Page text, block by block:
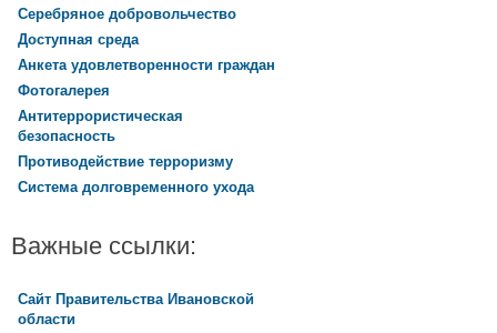
Серебряное добровольчество
Доступная среда
Анкета удовлетворенности граждан
Фотогалерея
Антитеррористическая
безопасность
Противодействие терроризму
Система долговременного ухода
Важные ссылки:
Сайт Правительства Ивановской
области